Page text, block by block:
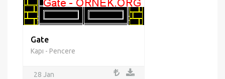
Gate
Kapı - Pencere
28 Jan